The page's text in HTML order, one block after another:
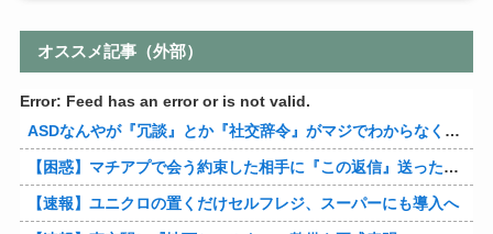
オススメ記事（外部）
Error: Feed has an error or is not valid.
ASDなんやが『冗談』とか『社交辞令』がマジでわからなくて怖い
【困惑】マチアプで会う約束した相手に『この返信』送ったらブロックされたんやが…
【速報】ユニクロの置くだけセルフレジ、スーパーにも導入へ